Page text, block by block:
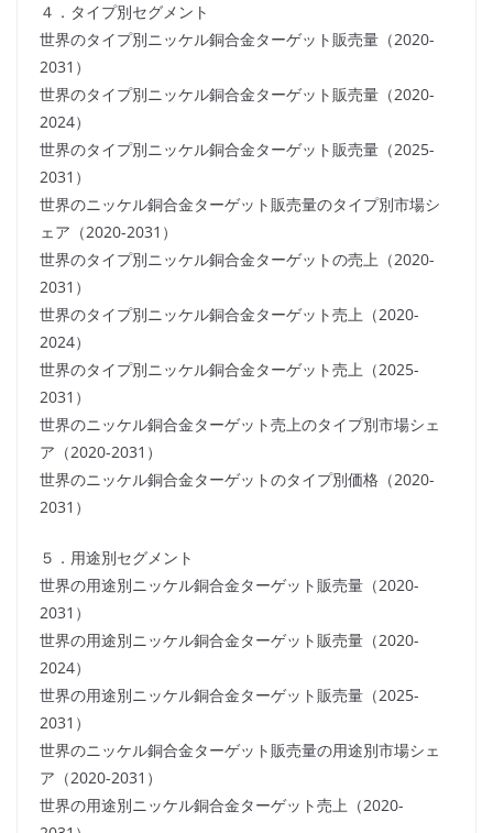
４．タイプ別セグメント
世界のタイプ別ニッケル銅合金ターゲット販売量（2020-
2031）
世界のタイプ別ニッケル銅合金ターゲット販売量（2020-
2024）
世界のタイプ別ニッケル銅合金ターゲット販売量（2025-
2031）
世界のニッケル銅合金ターゲット販売量のタイプ別市場シ
ェア（2020-2031）
世界のタイプ別ニッケル銅合金ターゲットの売上（2020-
2031）
世界のタイプ別ニッケル銅合金ターゲット売上（2020-
2024）
世界のタイプ別ニッケル銅合金ターゲット売上（2025-
2031）
世界のニッケル銅合金ターゲット売上のタイプ別市場シェ
ア（2020-2031）
世界のニッケル銅合金ターゲットのタイプ別価格（2020-
2031）
５．用途別セグメント
世界の用途別ニッケル銅合金ターゲット販売量（2020-
2031）
世界の用途別ニッケル銅合金ターゲット販売量（2020-
2024）
世界の用途別ニッケル銅合金ターゲット販売量（2025-
2031）
世界のニッケル銅合金ターゲット販売量の用途別市場シェ
ア（2020-2031）
世界の用途別ニッケル銅合金ターゲット売上（2020-